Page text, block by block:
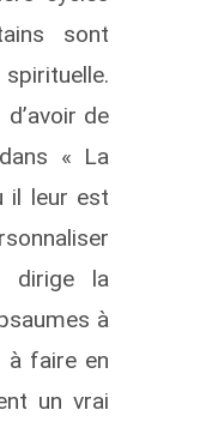
sont
de
« La
il leur est
dirige la
à
à faire en
un vrai